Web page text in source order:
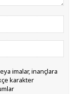
imalar, inançlara
karakter